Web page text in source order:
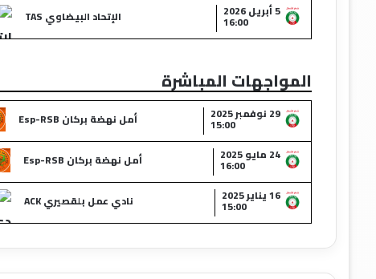
5 أبريل 2026
16:00 الإتحاد البيضاوي TAS
المواجهات المباشرة
29 نوفمبر 2025
15:00 أمل نهضة بركان Esp-RSB
24 مايو 2025
16:00 أمل نهضة بركان Esp-RSB
16 يناير 2025
15:00 نادي عمل بلقصيري ACK